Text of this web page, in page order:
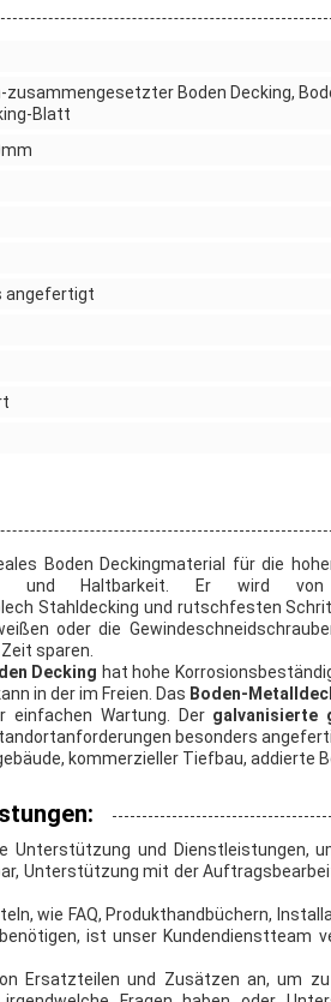
zusammengesetzter Boden Decking,
Blatt
angefertigt
Boden Deckingmaterial für die
und Haltbarkeit. Er wird
Stahldecking und rutschfesten
oder die
sparen.
Decking hat hohe
in der im Freien. Das Boden-
einfachen Wartung. Der galvanisierte
besonders
kommerzieller Tiefbau, addierte
Unterstützung und Dienstleistungen,
Unterstützung mit der
wie FAQ, Produkthandbüchern,
ist unser Kundendienstteam
Ersatzteilen und Zusätzen an, um